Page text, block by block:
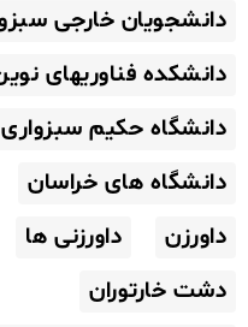
دانشجویان خارجی
دانشکده فناوریهای
دانشگاه حکیم سبزواری
دانشگاه های خراسان
داورزن
داورزنی ها
دشت خارتوران